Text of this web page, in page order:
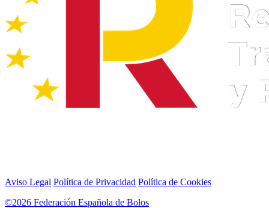
Aviso Legal Política de Privacidad Política de Cookies
©2026 Federación Española de Bolos